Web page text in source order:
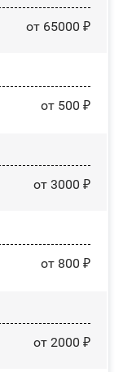
от 65000 ₽
от 500 ₽
от 3000 ₽
от 800 ₽
от 2000 ₽